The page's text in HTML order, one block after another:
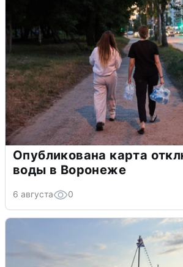
Опубликована карта
воды в Воронеже
6 августа 0